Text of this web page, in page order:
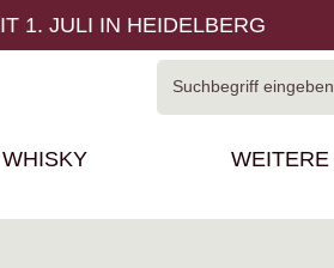
1. JULI IN HEIDELBERG
WHISKY